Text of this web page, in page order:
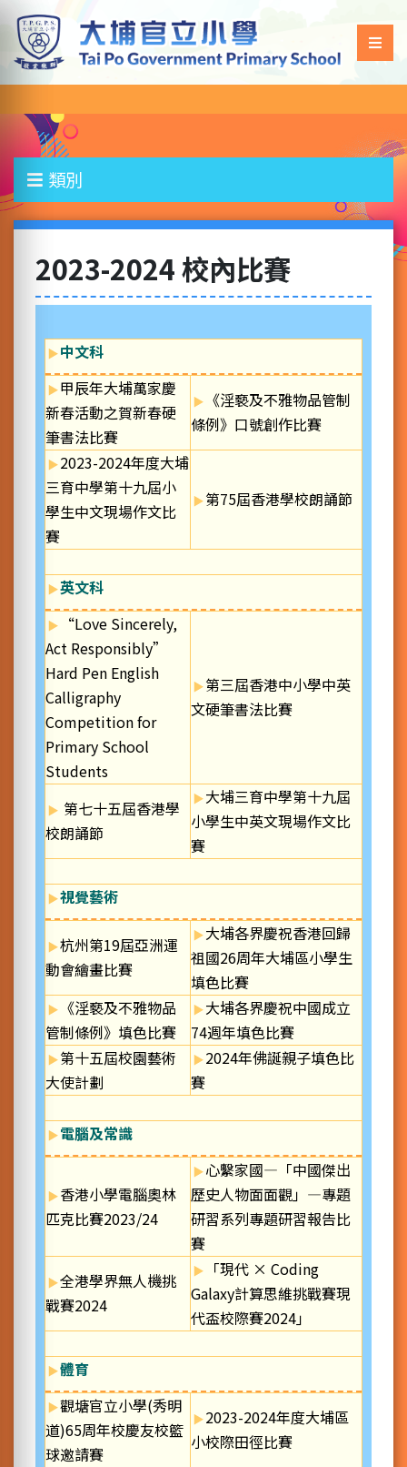
類別
2023-2024 校內比賽
中文科
甲辰年大埔萬家慶
新春活動之賀新春硬
筆書法比賽
《淫褻及不雅物品管制
條例》口號創作比賽
2023-2024年度大埔
三育中學第十九屆小
學生中文現場作文比
賽
第75屆香港學校朗誦節
英文科
“Love Sincerely,
Act Responsibly”
Hard Pen English
Calligraphy
Competition for
Primary School
Students
第三屆香港中小學中英
文硬筆書法比賽
第七十五屆香港學
校朗誦節
大埔三育中學第十九屆
小學生中英文現場作文比
賽
視覺藝術
杭州第19屆亞洲運
動會繪畫比賽
大埔各界慶祝香港回歸
祖國26周年大埔區小學生
填色比賽
《淫褻及不雅物品
管制條例》填色比賽
大埔各界慶祝中國成立
74週年填色比賽
第十五屆校園藝術
大使計劃
2024年佛誕親子填色比
賽
電腦及常識
香港小學電腦奧林
匹克比賽2023/24
心繫家國—「中國傑出
歷史人物面面觀」—專題
研習系列專題研習報告比
賽
全港學界無人機挑
戰賽2024
「現代 × Coding
Galaxy計算思維挑戰賽現
代盃校際賽2024」
體育
觀塘官立小學(秀明
道)65周年校慶友校籃
球邀請賽
2023-2024年度大埔區
小校際田徑比賽